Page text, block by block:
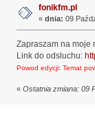
fonikfm.pl
« dnia: 09
Zapraszam na moje
Link do odsluchu:
Powod edycji: Temat
« Ostatnia zmiana: 09